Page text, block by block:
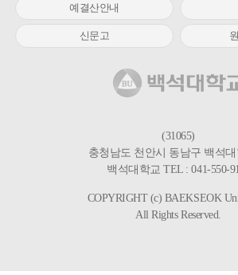
예결산안내
신문고
(31065)
충청남도 천안시 동남구 백석대
백석대학교 TEL : 041-550-
COPYRIGHT (c) BAEKSEOK
All Rights Reserved.